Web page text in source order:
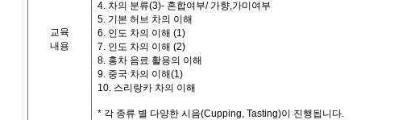
교육
내용
4. 차의 분류(3)- 혼합여부/ 가향,가미여부
5. 기본 허브 차의 이해
6. 인도 차의 이해 (1)
7. 인도 차의 이해 (2)
8. 홍차 음료 활용의 이해
9. 중국 차의 이해(1)
10. 스리랑카 차의 이해
* 각 종류 별 다양한 시음(Cupping, Tasting)이 진행됩니다.